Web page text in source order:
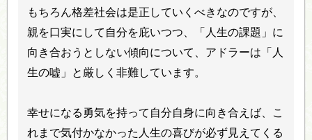
もちろん格差社会は是正していくべきなのですが、
親を口実にして自分を庇いつつ、「人生の課題」に
向き合おうとしない傾向について、アドラーは「人
生の嘘」と厳しく非難しています。
幸せになる勇気を持って自分自身に向き合えば、こ
れまで気付かなかった人生の喜びが必ず見えてくる